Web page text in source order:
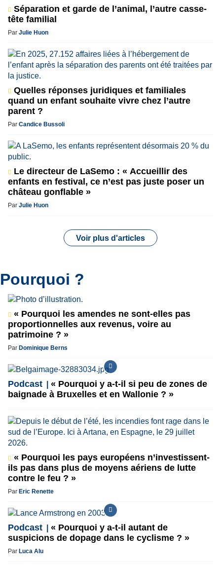
Séparation et garde de l’animal, l’autre casse-
tête familial
Par Julie Huon
Quelles réponses juridiques et familiales
quand un enfant souhaite vivre chez l’autre
parent ?
Par Candice Bussoli
Le directeur de LaSemo : « Accueillir des
enfants en festival, ce n’est pas juste poser un
château gonflable »
Par Julie Huon
Voir plus d'articles
Pourquoi ?
« Pourquoi les amendes ne sont-elles pas
proportionnelles aux revenus, voire au
patrimoine ? »
Par Dominique Berns
Podcast
« Pourquoi y a-t-il si peu de zones de
baignade à Bruxelles et en Wallonie ? »
« Pourquoi les pays européens n’investissent-
ils pas dans plus de moyens aériens de lutte
contre le feu ? »
Par Eric Renette
Podcast
« Pourquoi y a-t-il autant de
suspicions de dopage dans le cyclisme ? »
Par Luca Alu